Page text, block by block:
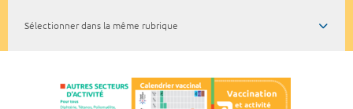
Sélectionner dans la même rubrique